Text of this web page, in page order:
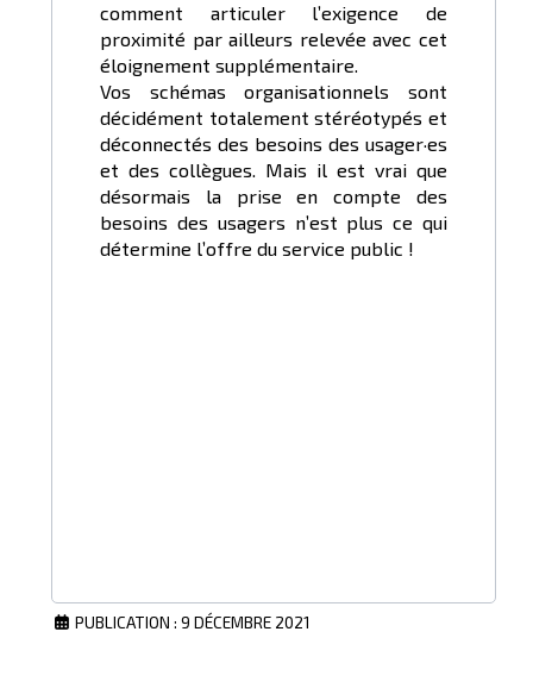
comment articuler l’exigence de
proximité par ailleurs relevée avec cet
éloignement supplémentaire.
Vos schémas organisationnels sont
décidément totalement stéréotypés et
déconnectés des besoins des usager·es
et des collègues. Mais il est vrai que
désormais la prise en compte des
besoins des usagers n’est plus ce qui
détermine l’offre du service public !
PUBLICATION : 9 DÉCEMBRE 2021